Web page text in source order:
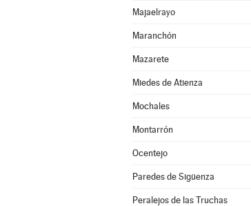
Majaelrayo
Maranchón
Mazarete
Miedes de Atienza
Mochales
Montarrón
Ocentejo
Paredes de Sigüenza
Peralejos de las Truchas